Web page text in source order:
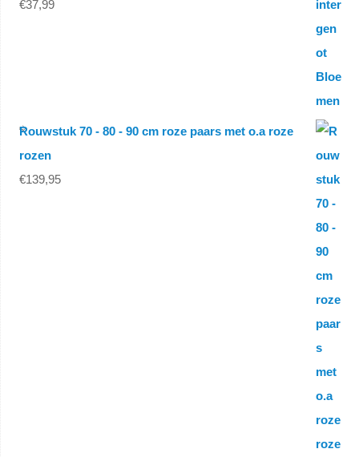
€37,99
Rouwstuk 70 - 80 - 90 cm roze paars met o.a roze
rozen
€139,95